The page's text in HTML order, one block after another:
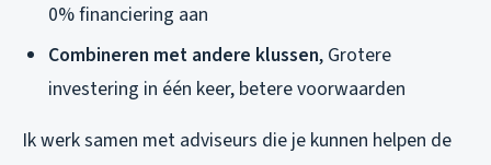
0% financiering aan
Combineren met andere klussen, Grotere
investering in één keer, betere voorwaarden
Ik werk samen met adviseurs die je kunnen helpen de